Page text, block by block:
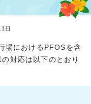
日
場におけるPFOSを含
対応は以下のとおり